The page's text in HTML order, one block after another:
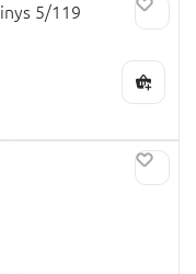
5/119